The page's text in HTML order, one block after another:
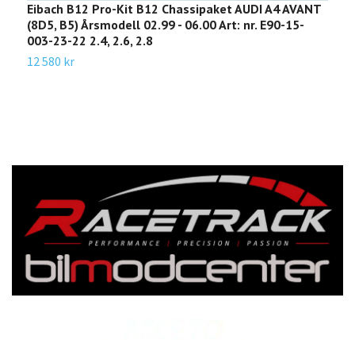
Eibach B12 Pro-Kit B12 Chassipaket AUDI A4 AVANT
(8D5, B5) Årsmodell 02.99 - 06.00 Art: nr. E90-15-
003-23-22 2.4, 2.6, 2.8
12 580 kr